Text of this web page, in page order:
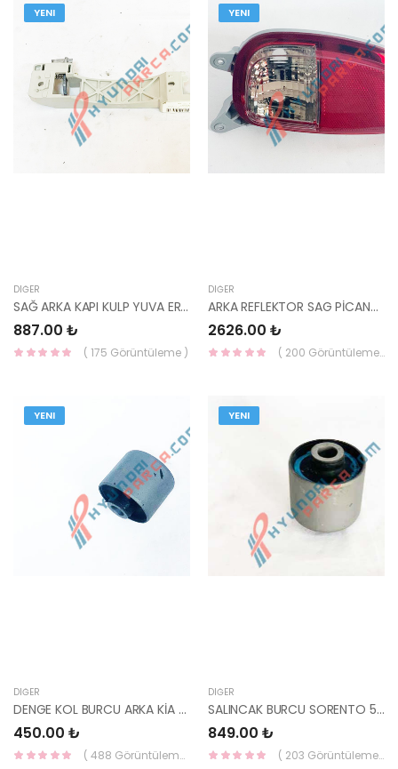
YENI
DIĞER
SAĞ ARKA KAPI KULP YUVA ERA 83665-1E001-HMC
887.00 ₺
( 175 Görüntüleme )
YENI
DIĞER
ARKA REFLEKTOR SAG PİCANTO 11- 92416-1Y100-HCC
2626.00 ₺
( 200 Görüntüleme )
YENI
DIĞER
DENGE KOL BURCU ARKA KİA SORENTO 55270-3E000-KORE
450.00 ₺
( 488 Görüntüleme )
YENI
DIĞER
SALINCAK BURCU SORENTO 55290-3E000-HMC
849.00 ₺
( 203 Görüntüleme )